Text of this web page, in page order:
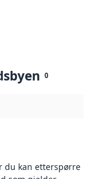
0
du kan etterspørre